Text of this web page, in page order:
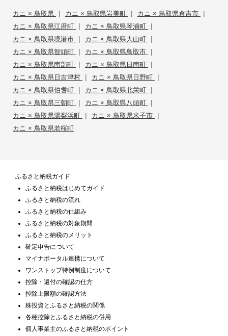
カニ × 鳥取県 | カニ × 鳥取県岩美町 | カニ × 鳥取県倉吉市 |
カニ × 鳥取県江府町 | カニ × 鳥取県琴浦町 |
カニ × 鳥取県境港市 | カニ × 鳥取県大山町 |
カニ × 鳥取県智頭町 | カニ × 鳥取県鳥取市 |
カニ × 鳥取県南部町 | カニ × 鳥取県日南町 |
カニ × 鳥取県日吉津村 | カニ × 鳥取県日野町 |
カニ × 鳥取県伯耆町 | カニ × 鳥取県北栄町 |
カニ × 鳥取県三朝町 | カニ × 鳥取県八頭町 |
カニ × 鳥取県湯梨浜町 | カニ × 鳥取県米子市 |
カニ × 鳥取県若桜町
ふるさと納税ガイド
ふるさと納税はじめてガイド
ふるさと納税の流れ
ふるさと納税の仕組み
ふるさと納税の対象期間
ふるさと納税のメリット
確定申告について
マイナポータル連携について
ワンストップ特例制度について
控除・還付の確認の仕方
控除上限額の確認方法
株投資とふるさと納税の関係
各種控除とふるさと納税の併用
個人事業主のふるさと納税のポイント